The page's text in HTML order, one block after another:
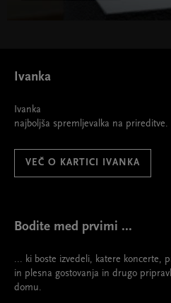
Ivanka
Ivanka
najboljša spremljevalka na prireditve.
VEČ O KARTICI IVANKA
Bodite med prvimi ...
... ki boste izvedeli, katere koncerte,
in plesna gostovanja in drugo
domu.